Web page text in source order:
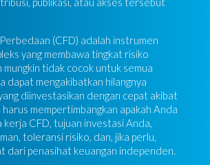
(CFD) adalah instrumen
yang membawa tingkat risiko
mungkin tidak cocok untuk semua
dapat mengakibatkan hilangnya
diinvestasikan dengan cepat akibat
mempertimbangkan apakah Anda
kerja CFD, tujuan investasi Anda,
toleransi risiko, dan, jika perlu,
dari penasihat keuangan independen.